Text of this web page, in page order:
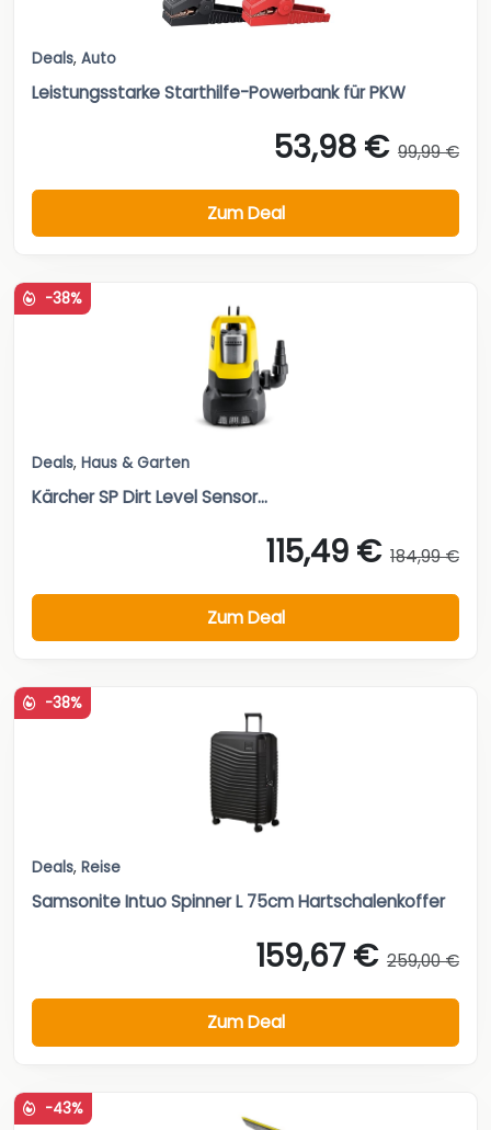
Deals, Auto
Leistungsstarke Starthilfe-Powerbank für PKW
53,98 € 99,99 €
Zum Deal
-38%
Deals, Haus & Garten
Kärcher SP Dirt Level Sensor...
115,49 € 184,99 €
Zum Deal
-38%
Deals, Reise
Samsonite Intuo Spinner L 75cm Hartschalenkoffer
159,67 € 259,00 €
Zum Deal
-43%